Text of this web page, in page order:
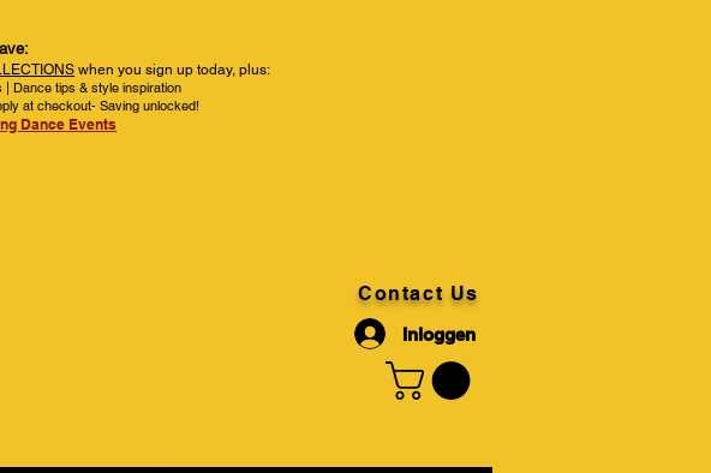
when you sign up today, plus:
Dance tips & style inspiration
at checkout- Saving unlocked!
Dance Events
Contact Us
Inloggen